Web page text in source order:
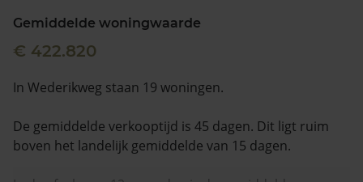
Gemiddelde woningwaarde
€ 422.820
In Wederikweg staan 19 woningen.
De gemiddelde verkooptijd is 45 dagen. Dit ligt ruim
boven het landelijk gemiddelde van 15 dagen.